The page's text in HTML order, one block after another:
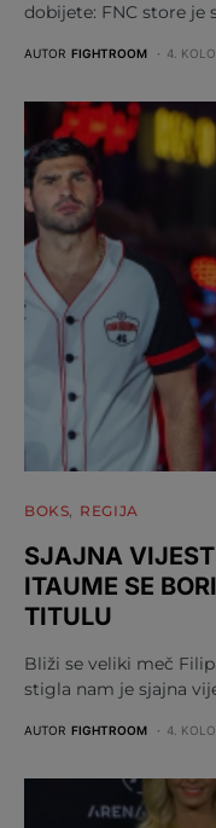
dobijete: FNC store je
AUTOR FIGHTROOM 4.
BOKS REGIJA
SJAJNA
ITAUME SE
TITULU
Bliži se veliki meč
stigla nam je sjajna
AUTOR FIGHTROOM 4.